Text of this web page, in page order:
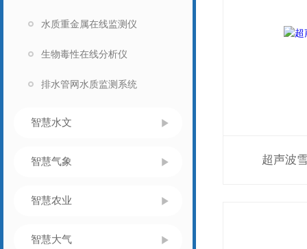
水质重金属在线监测仪
生物毒性在线分析仪
排水管网水质监测系统
智慧水文
智慧气象
智慧农业
智慧大气
超声波